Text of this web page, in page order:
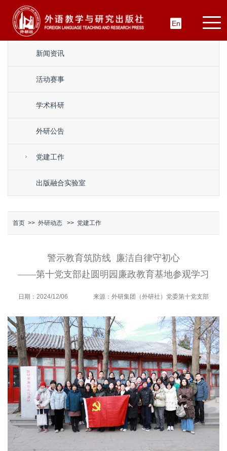
En
新闻资讯
活动赛事
学术科研
外研公告
党建工作
出版融合实验室
首页 >> 外研动态 >> 党建工作
警示教育筑防线 廉洁自律守初心
——第十党支部赴圆明园廉政教育基地参观学习
日期：2024/12/06 来源：外研集团（外研社）党委第十党支部